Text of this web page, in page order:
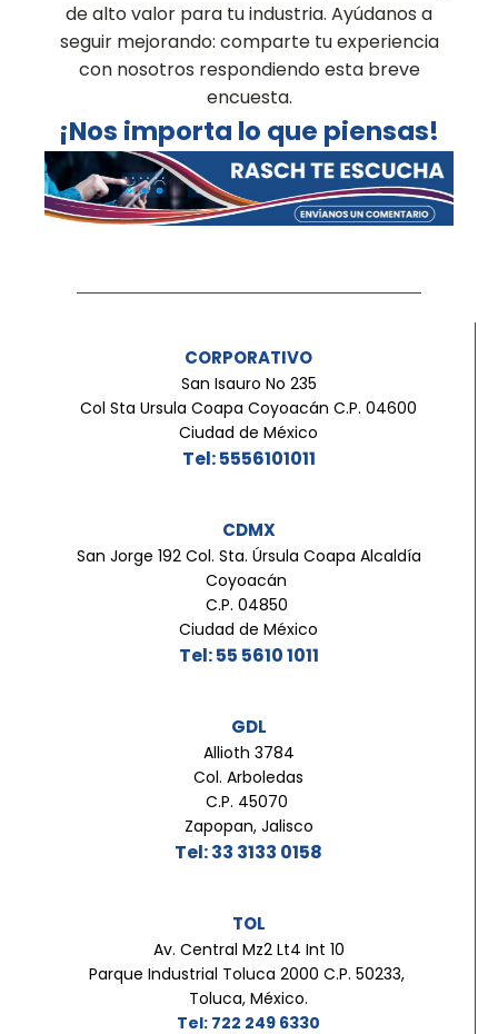
de alto valor para tu industria. Ayúdanos a
seguir mejorando: comparte tu experiencia
con nosotros respondiendo esta breve
encuesta.
¡Nos importa lo que piensas!
CORPORATIVO
San Isauro No 235
Col Sta Ursula Coapa Coyoacán C.P. 04600
Ciudad de México
Tel: 5556101011
CDMX
San Jorge 192 Col. Sta. Úrsula Coapa Alcaldía
Coyoacán
C.P. 04850
Ciudad de México
Tel: 55 5610 1011
GDL
Allioth 3784
Col. Arboledas
C.P. 45070
Zapopan, Jalisco
Tel: 33 3133 0158
TOL
Av. Central Mz2 Lt4 Int 10
Parque Industrial Toluca 2000 C.P. 50233,
Toluca, México.
Tel: 722 249 6330